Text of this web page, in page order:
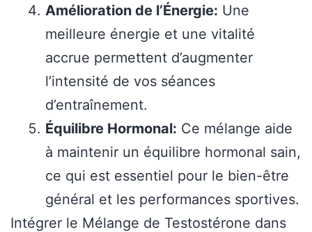
Amélioration de l’Énergie: Une
meilleure énergie et une vitalité
accrue permettent d’augmenter
l’intensité de vos séances
d’entraînement.
Équilibre Hormonal: Ce mélange aide
à maintenir un équilibre hormonal sain,
ce qui est essentiel pour le bien-être
général et les performances sportives.
Intégrer le Mélange de Testostérone dans